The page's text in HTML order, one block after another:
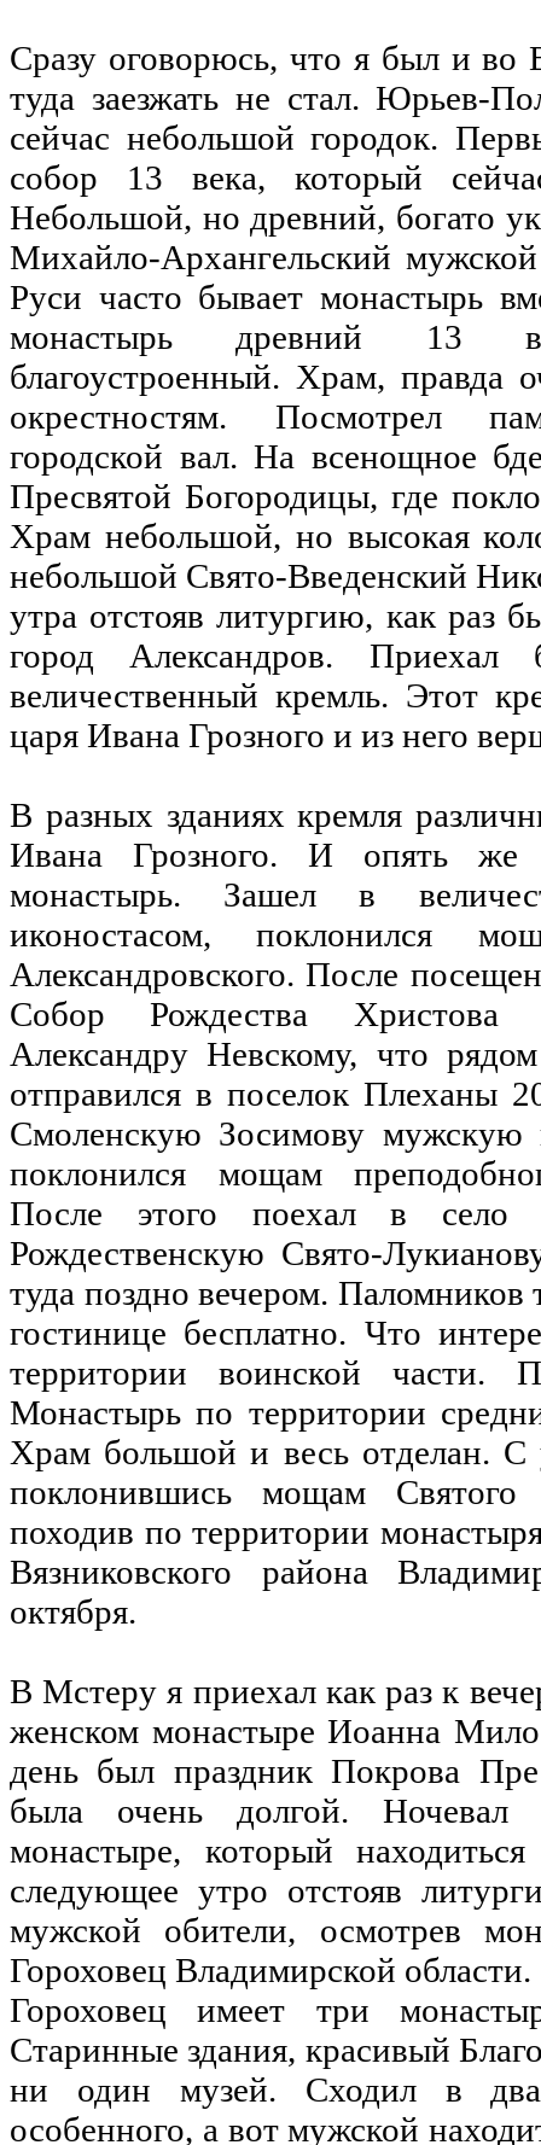
Сразу оговорюсь, что я был и во
туда заезжать не стал. Юрьев-
сейчас небольшой городок.
собор 13 века, который
Небольшой, но древний, богато
Михайло-Архангельский
Руси часто бывает монастырь
монастырь древний 13
благоустроенный. Храм, правда
окрестностям. Посмотрел
городской вал. На всенощное
Пресвятой Богородицы, где
Храм небольшой, но высокая
небольшой Свято-Введенский
утра отстояв литургию, как раз
город Александров.
величественный кремль. Этот
царя Ивана Грозного и из него
В разных зданиях кремля
Ивана Грозного. И опять же
монастырь. Зашел в
иконостасом, поклонился
Александровского. После
Собор Рождества Христова
Александру Невскому, что
отправился в поселок Плеханы
Смоленскую Зосимову мужскую
поклонился мощам
После этого поехал в село
Рождественскую Свято-
туда поздно вечером.
гостинице бесплатно. Что
территории воинской части.
Монастырь по территории
Храм большой и весь отделан. С
поклонившись мощам Святого
походив по территории
Вязниковского района
октября.
В Мстеру я приехал как раз к
женском монастыре Иоанна
день был праздник Покрова
была очень долгой. Ночевал
монастыре, который
следующее утро отстояв
мужской обители, осмотрев
Гороховец Владимирской области.
Гороховец имеет три
Старинные здания, красивый
ни один музей. Сходил в два
особенного, а вот мужской